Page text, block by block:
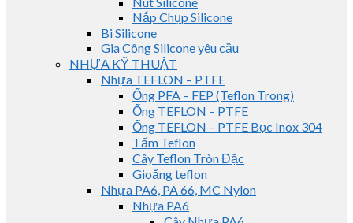
Nắp Chụp Silicone
Bi Silicone
Gia Công Silicone yêu cầu
NHỰA KỸ THUẬT
Nhựa TEFLON – PTFE
Ống PFA – FEP (Teflon Trong)
Ống TEFLON – PTFE
Ống TEFLON – PTFE Bọc Inox 304
Tấm Teflon
Cây Teflon Tròn Đặc
Gioăng teflon
Nhựa PA6, PA 66, MC Nylon
Nhựa PA6